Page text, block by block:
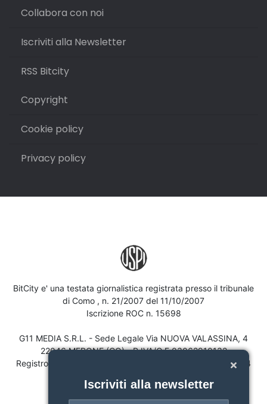
Collabora con noi
Iscriviti alla Newsletter
RSS Bitcity
Copyright
Cookie policy
Privacy policy
BitCity e' una testata giornalistica registrata presso il tribunale
di Como , n. 21/2007 del 11/10/2007
Iscrizione ROC n. 15698
G11 MEDIA S.R.L. - Sede Legale Via NUOVA VALASSINA, 4
22046 MERONE (CO) - P.IVA/C.F.03062910132
Registro imprese di Como n. 03062910132 - REA n. 293834
Iscriviti alla newsletter